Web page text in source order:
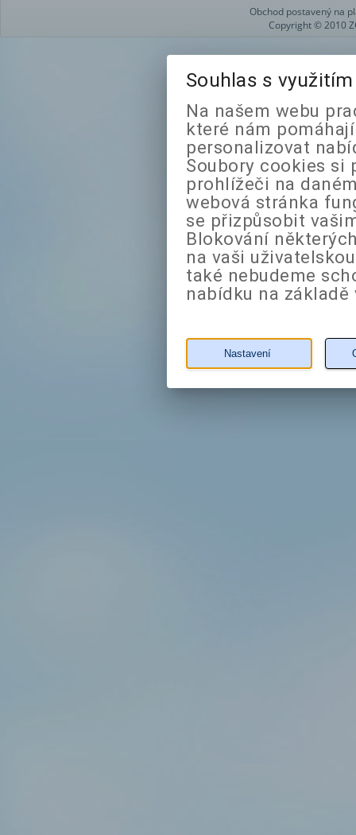
Obchod postavený na
Copyright © 2010
Souhlas s
Na našem webu
které nám
personalizovat
Soubory cookies si
prohlížeči na
webová stránka
se přizpůsobit
Blokování
na vaši
také nebudeme
nabídku na
Nastavení